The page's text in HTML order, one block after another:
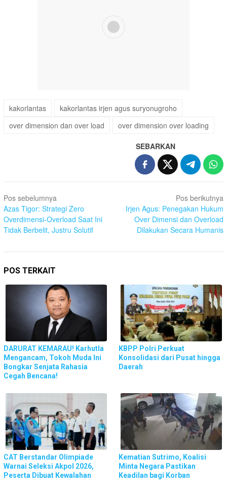
kakorlantas
kakorlantas irjen agus suryonugroho
over dimension dan over load
over dimension over loading
SEBARKAN
Navigasi
pos
Pos sebelumnya
Azas Tigor: Strategi Zero
Overdimensi-Overload Saat Ini
Tidak Berbelit, Justru Solutif
Pos berikutnya
Irjen Agus: Penegakan Hukum
Over Dimensi dan Overload
Dilakukan Secara Humanis
POS TERKAIT
DARURAT KEMARAU! Karhutla
Mengancam, Tokoh Muda Ini
Bongkar Senjata Rahasia
Cegah Bencana!
KBPP Polri Perkuat
Konsolidasi dari Pusat hingga
Daerah
CAT Berstandar Olimpiade
Warnai Seleksi Akpol 2026,
Peserta Dibuat Kewalahan
Kematian Sutrimo, Koalisi
Minta Negara Pastikan
Keadilan bagi Korban